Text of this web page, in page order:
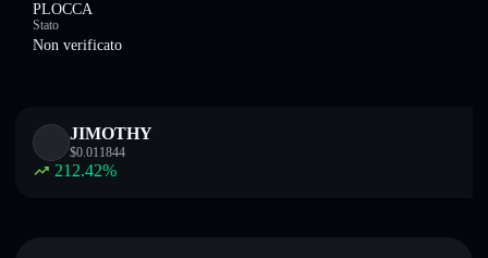
PLOCCA
Stato
Non verificato
JIMOTHY
$0.011844
212.42%